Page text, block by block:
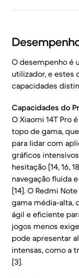
O desempenho é
utilizador, e estes
capacidades
Capacidades do
O Xiaomi 14T Pro
topo de gama,
para lidar com
gráficos
hesitação [14, 16,
navegação fluida
[14]. O Redmi
gama média-alta,
ágil e eficiente
jogos menos
pode apresentar
intensas, como a
[3].